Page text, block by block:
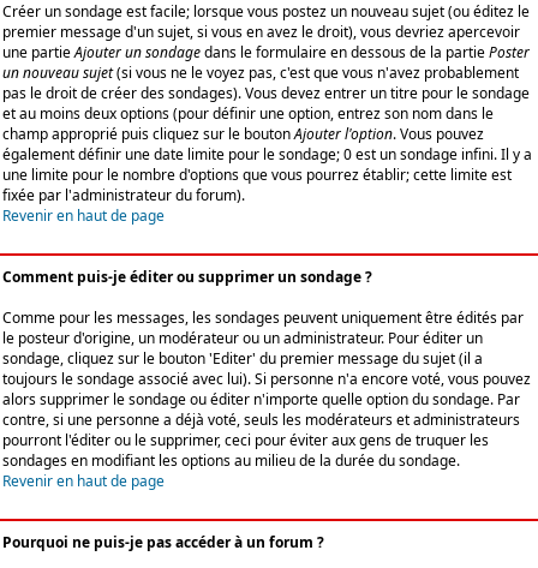
Créer un sondage est facile; lorsque vous postez un nouveau sujet (ou éditez le
premier message d'un sujet, si vous en avez le droit), vous devriez apercevoir
une partieAjouter un sondagedans le formulaire en dessous de la partiePoster
un nouveau sujet(si vous ne le voyez pas, c'est que vous n'avez probablement
pas le droit de créer des sondages). Vous devez entrer un titre pour le sondage
et au moins deux options (pour définir une option, entrez son nom dans le
champ approprié puis cliquez sur le boutonAjouter l'option. Vous pouvez
également définir une date limite pour le sondage; 0 est un sondage infini. Il y a
une limite pour le nombre d'options que vous pourrez établir; cette limite est
fixée par l'administrateur du forum).
Revenir en haut de page
Comment puis-je éditer ou supprimer un sondage ?
Comme pour les messages, les sondages peuvent uniquement être édités par
le posteur d'origine, un modérateur ou un administrateur. Pour éditer un
sondage, cliquez sur le bouton 'Editer' du premier message du sujet (il a
toujours le sondage associé avec lui). Si personne n'a encore voté, vous pouvez
alors supprimer le sondage ou éditer n'importe quelle option du sondage. Par
contre, si une personne a déjà voté, seuls les modérateurs et administrateurs
pourront l'éditer ou le supprimer, ceci pour éviter aux gens de truquer les
sondages en modifiant les options au milieu de la durée du sondage.
Revenir en haut de page
Pourquoi ne puis-je pas accéder à un forum ?